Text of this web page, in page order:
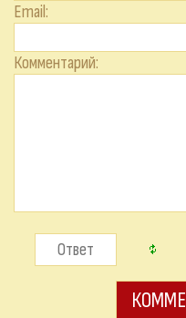
Email:
Комментарий: